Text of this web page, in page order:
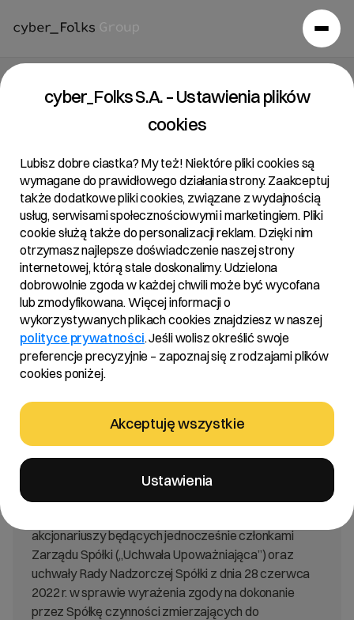
Raport bieżący 15/2022
Temat:
Podjęcie przez Zarząd R22 S.A. uchwały w sprawie
przeprowadzenia skupu akcji własnych Spółki oraz
ogłoszenie zaproszenia do składania ofert sprzedaży
akcji Spółki
Treść:
Zarząd R22 S.A. („Spółka”, „Emitent”) informuje, że
działając na podstawie uchwały nr 18 Zwyczajnego
Walnego Zgromadzenia Spółki z dnia 06 czerwca
2022 r. w sprawie utworzenia kapitału rezerwowego
upoważnienia Zarządu Spółki do nabywania akcji
własnych Spółki oraz powołania pełnomocnika
akcjonariuszy będących jednocześnie członkami
Zarządu Spółki („Uchwała Upoważniająca”) oraz
uchwały Rady Nadzorczej Spółki z dnia 28 czerwca
2022 r. w sprawie wyrażenia zgody na dokonanie
przez Spółkę czynności zmierzających do
cyber_Folks S.A. – Ustawienia plików
cookies
Lubisz dobre ciastka? My też! Niektóre pliki cookies są
wymagane do prawidłowego działania strony. Zaakceptuj
także dodatkowe pliki cookies, związane z wydajnością
usług, serwisami społecznościowymi i marketingiem. Pliki
cookie służą także do personalizacji reklam. Dzięki nim
otrzymasz najlepsze doświadczenie naszej strony
internetowej, którą stale doskonalimy. Udzielona
dobrowolnie zgoda w każdej chwili może być wycofana
lub zmodyfikowana. Więcej informacji o
wykorzystywanych plikach cookies znajdziesz w naszej
polityce prywatności. Jeśli wolisz określić swoje
preferencje precyzyjnie – zapoznaj się z rodzajami plików
cookies poniżej.
Akceptuję wszystkie
Ustawienia